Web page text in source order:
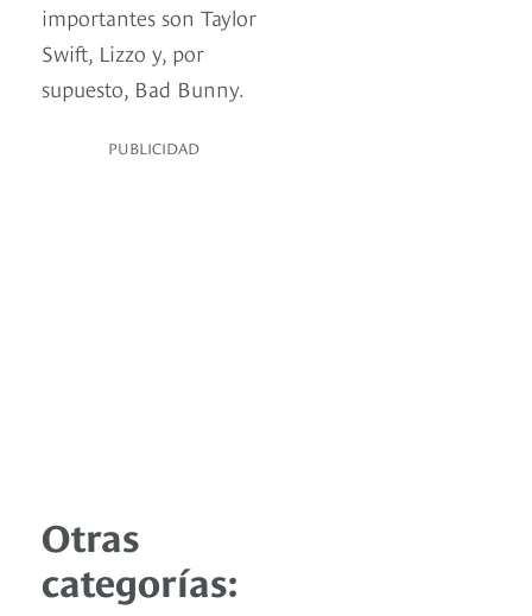
importantes son Taylor
Swift, Lizzo y, por
supuesto, Bad Bunny.
PUBLICIDAD
Otras
categorías: